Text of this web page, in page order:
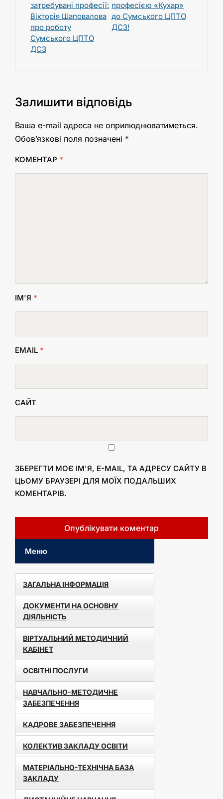
затребувані професії:
Вікторія Шаповалова
про роботу
Сумського ЦПТО
ДСЗ
професією «Кухар»
до Сумського ЦПТО
ДСЗ!
Залишити відповідь
Ваша e-mail адреса не оприлюднюватиметься.
Обов’язкові поля позначені *
КОМЕНТАР *
ІМ'Я *
EMAIL *
САЙТ
ЗБЕРЕГТИ МОЄ ІМ'Я, E-MAIL, ТА АДРЕСУ САЙТУ В
ЦЬОМУ БРАУЗЕРІ ДЛЯ МОЇХ ПОДАЛЬШИХ
КОМЕНТАРІВ.
Меню
ЗАГАЛЬНА ІНФОРМАЦІЯ
ДОКУМЕНТИ НА ОСНОВНУ
ДІЯЛЬНІСТЬ
ВІРТУАЛЬНИЙ МЕТОДИЧНИЙ
КАБІНЕТ
ОСВІТНІ ПОСЛУГИ
НАВЧАЛЬНО-МЕТОДИЧНЕ
ЗАБЕЗПЕЧЕННЯ
КАДРОВЕ ЗАБЕЗПЕЧЕННЯ
КОЛЕКТИВ ЗАКЛАДУ ОСВІТИ
МАТЕРІАЛЬНО-ТЕХНІЧНА БАЗА
ЗАКЛАДУ